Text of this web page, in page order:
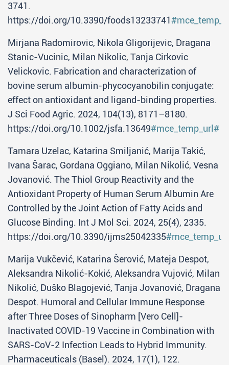
3741.
https://doi.org/10.3390/foods13233741
Mirjana Radomirovic, Nikola Gligorijevic, Dragana
Stanic-Vucinic, Milan Nikolic, Tanja Cirkovic
Velickovic. Fabrication and characterization of
bovine serum albumin-phycocyanobilin conjugate:
effect on antioxidant and ligand-binding properties.
J Sci Food Agric. 2024, 104(13), 8171–8180.
https://doi.org/10.1002/jsfa.13649#mce_temp_url#
Tamara Uzelac, Katarina Smiljanić, Marija Takić,
Ivana Šarac, Gordana Oggiano, Milan Nikolić, Vesna
Jovanović. The Thiol Group Reactivity and the
Antioxidant Property of Human Serum Albumin Are
Controlled by the Joint Action of Fatty Acids and
Glucose Binding. Int J Mol Sci. 2024, 25(4), 2335.
https://doi.org/10.3390/ijms25042335
Marija Vukčević, Katarina Šerović, Mateja Despot,
Aleksandra Nikolić-Kokić, Aleksandra Vujović, Milan
Nikolić, Duško Blagojević, Tanja Jovanović, Dragana
Despot. Humoral and Cellular Immune Response
after Three Doses of Sinopharm [Vero Cell]-
Inactivated COVID-19 Vaccine in Combination with
SARS-CoV-2 Infection Leads to Hybrid Immunity.
Pharmaceuticals (Basel). 2024, 17(1), 122.